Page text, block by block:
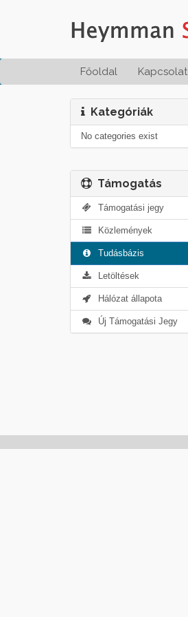
Főoldal Kapcsolat
Kategóriák
No categories exist
Támogatás
Támogatási jegy
Közlemények
Tudásbázis
Letöltések
Hálózat állapota
Új Támogatási Jegy